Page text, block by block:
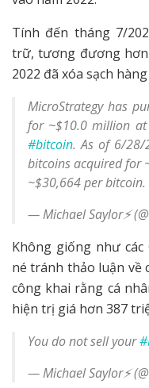
Tính đến tháng 7/
trữ, tương đương
2022 đã xóa sạch
MicroStrategy has
for ~$10.0 million
#bitcoin. As of 6/28/
bitcoins acquired for
~$30,664 per bitcoin.
— Michael Saylor⚡️
Không giống như
né tránh thảo luận về
công khai rằng cá
hiện trị giá hơn 387
You do not sell your
— Michael Saylor⚡️